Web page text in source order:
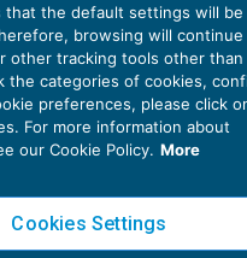
Privacy Policy
Cookie Policy
that the default settings will
browsing will continue
other tracking tools other than
the categories of cookies,
preferences, please click
For more information about
our Cookie Policy. More
Cookies Settings